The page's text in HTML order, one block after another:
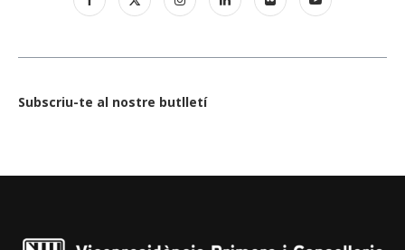
Subscriu-te al nostre butlletí